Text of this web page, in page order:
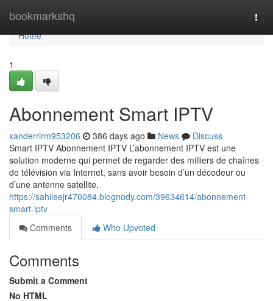
bookmarkshq
Home
Home
1
Abonnement Smart IPTV
xanderrirm953206 386 days ago News
Discuss
Smart IPTV Abonnement IPTV L’abonnement IPTV est une
solution moderne qui permet de regarder des milliers de chaînes
de télévision via Internet, sans avoir besoin d’un décodeur ou
d’une antenne satellite.
https://sahileejr470084.blognody.com/39634614/abonnement-
smart-iptv
Comments
Who Upvoted
Comments
Submit a Comment
No HTML